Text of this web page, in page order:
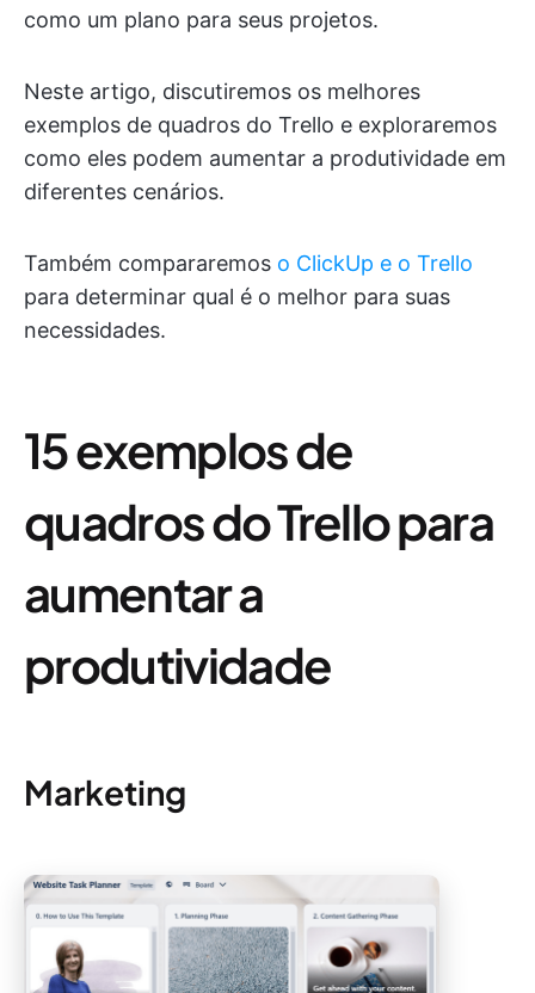
como um plano para seus projetos.
Neste artigo, discutiremos os melhores
exemplos de quadros do Trello e exploraremos
como eles podem aumentar a produtividade em
diferentes cenários.
Também compararemos o ClickUp e o Trello
para determinar qual é o melhor para suas
necessidades.
15 exemplos de
quadros do Trello para
aumentar a
produtividade
Marketing